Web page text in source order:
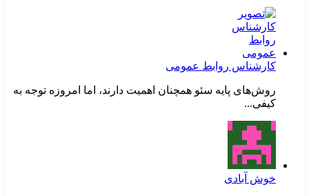
کارشناس روابط عمومی
روش‌های پایه سئو همچنان اهمیت دارند، اما امروزه توجه به
کیفی...
خوش آبادی